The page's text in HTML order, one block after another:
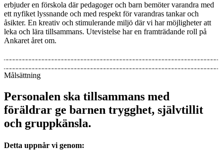
erbjuder en förskola där pedagoger och barn bemöter varandra med
ett nyfiket lyssnande och med respekt för varandras tankar och
åsikter. En kreativ och stimulerande miljö där vi har möjligheter att
leka och lära tillsammans. Utevistelse har en framträdande roll på
Ankaret året om.
Målsättning
Personalen ska tillsammans med
föräldrar ge barnen trygghet, självtillit
och gruppkänsla.
Detta uppnår vi genom: